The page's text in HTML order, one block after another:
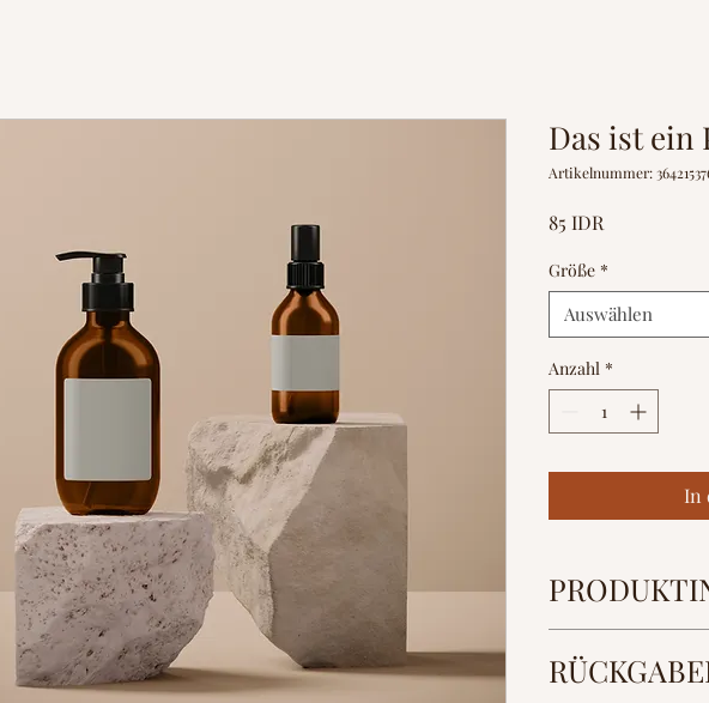
Das ist ein
Artikelnummer:
85 IDR
Größe *
Auswählen
Anzahl *
In
deinem Produkt
und Materialien